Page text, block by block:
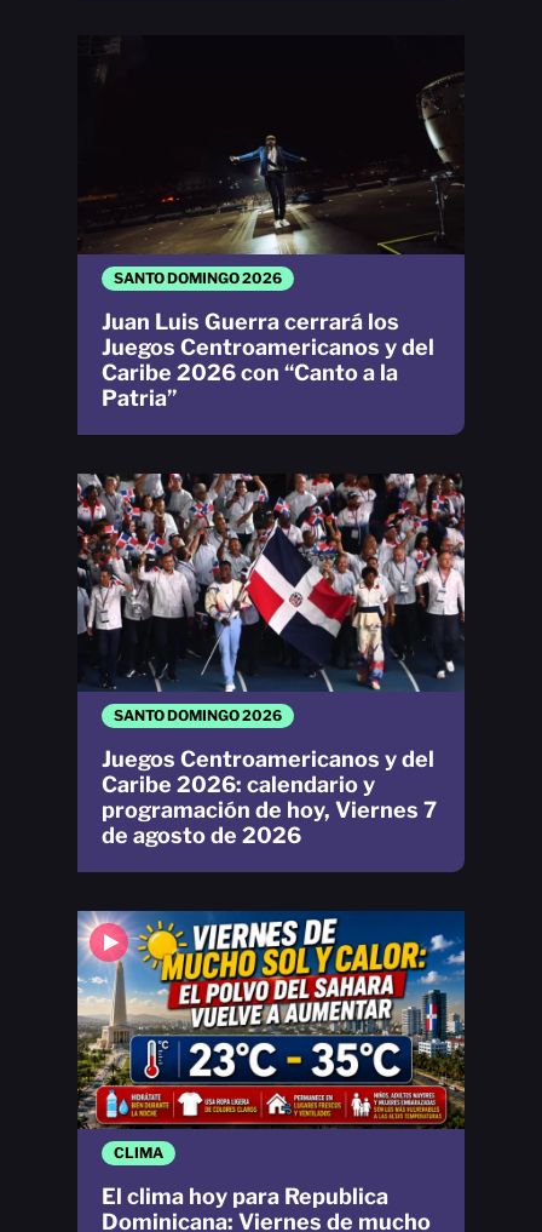
SANTO DOMINGO 2026
Juan Luis Guerra cerrará los
Juegos Centroamericanos y del
Caribe 2026 con “Canto a la
Patria”
CLIMA
El clima hoy para Republica
Dominicana: Viernes de mucho
SANTO DOMINGO 2026
Juegos Centroamericanos y del
Caribe 2026: calendario y
programación de hoy, Viernes 7
de agosto de 2026